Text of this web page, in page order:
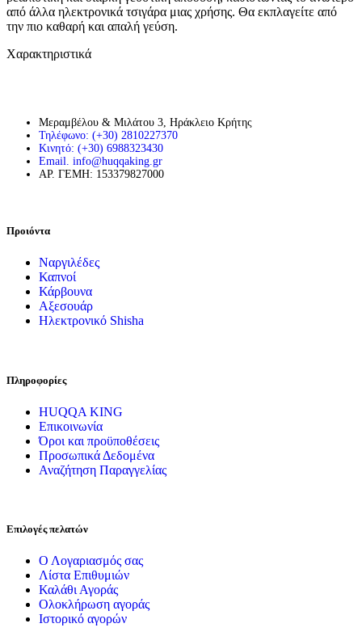
από άλλα ηλεκτρονικά τσιγάρα μιας χρήσης. Θα εκπλαγείτε από
την πιο καθαρή και απαλή γεύση.
Χαρακτηριστικά
Μεραμβέλου & Μιλάτου 3, Ηράκλειο Κρήτης
Τηλέφωνο: (+30) 2810227370
Κινητό: (+30) 6988323430
Email. info@huqqaking.gr
ΑΡ. ΓΕΜΗ: 153379827000
Προιόντα
Ναργιλέδες
Καπνοί
Κάρβουνα
Αξεσουάρ
Ηλεκτρονικό Shisha
Πληροφορίες
HUQQA KING
Επικοινωνία
Όροι και προϋποθέσεις
Προσωπικά Δεδομένα
Αναζήτηση Παραγγελίας
Επιλογές πελατών
Ο Λογαριασμός σας
Λίστα Επιθυμιών
Καλάθι Αγοράς
Ολοκλήρωση αγοράς
Ιστορικό αγορών